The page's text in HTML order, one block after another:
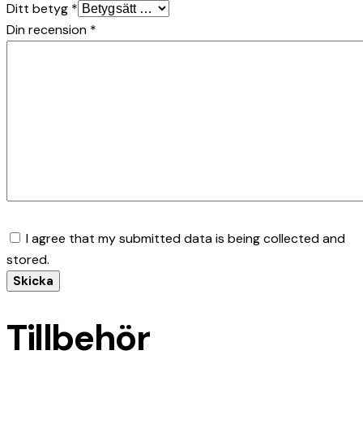
Ditt betyg *
Din recension *
I agree that my submitted data is being collected and
stored.
Tillbehör